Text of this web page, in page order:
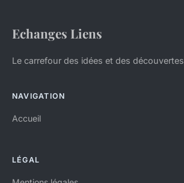
Echanges Liens
Le carrefour des idées et des découvertes
NAVIGATION
Accueil
LÉGAL